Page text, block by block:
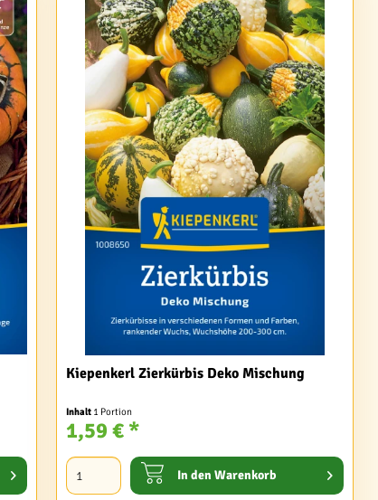
Kiepenkerl Zierkürbis Deko Mischung
Inhalt 1 Portion
1,59 € *
In den Warenkorb